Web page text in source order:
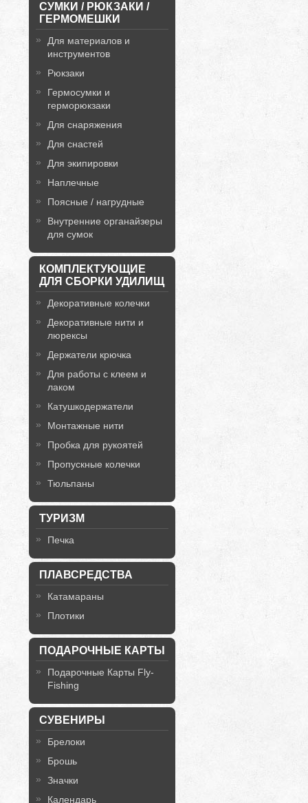
СУМКИ / РЮКЗАКИ /
ГЕРМОМЕШКИ
Для материалов и
инструментов
Рюкзаки
Гермосумки и
герморюкзаки
Для снаряжения
Для снастей
Для экипировки
Наплечные
Поясные / нагрудные
Внутренние органайзеры
для сумок
КОМПЛЕКТУЮЩИЕ
ДЛЯ СБОРКИ УДИЛИЩ
Декоративные колечки
Декоративные нити и
люрексы
Держатели крючка
Для работы с клеем и
лаком
Катушкодержатели
Монтажные нити
Пробка для рукоятей
Пропускные колечки
Тюльпаны
ТУРИЗМ
Печка
ПЛАВСРЕДСТВА
Катамараны
Плотики
ПОДАРОЧНЫЕ КАРТЫ
Подарочные Карты Fly-
Fishing
СУВЕНИРЫ
Брелоки
Брошь
Значки
Календарь